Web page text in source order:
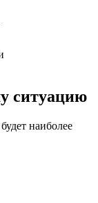
ситуацию
наиболее